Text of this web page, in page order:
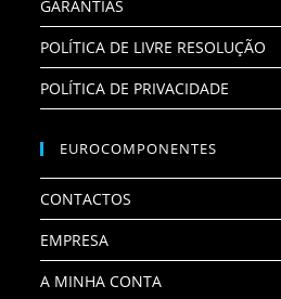
GARANTIAS
POLÍTICA DE LIVRE RESOLUÇÃO
POLÍTICA DE PRIVACIDADE
EUROCOMPONENTES
CONTACTOS
EMPRESA
A MINHA CONTA